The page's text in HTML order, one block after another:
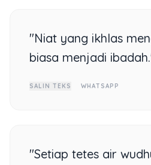
"Niat yang ikhlas
biasa menjadi
SALIN TEKS WHATSAPP
"Setiap tetes air